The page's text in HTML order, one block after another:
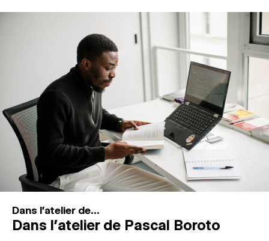
Dans l'atelier de...
Dans l’atelier de Pascal Boroto